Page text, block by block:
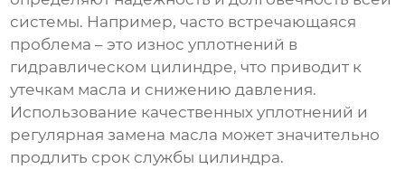
системы. Например, часто встречающаяся
проблема – это износ уплотнений в
гидравлическом цилиндре, что приводит к
утечкам масла и снижению давления.
Использование качественных уплотнений и
регулярная замена масла может значительно
продлить срок службы цилиндра.